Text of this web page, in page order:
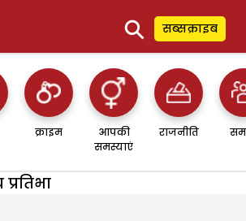
⚲ सब्सक्राइब
क्राइम
आपकी
समस्याएं
राजनीति